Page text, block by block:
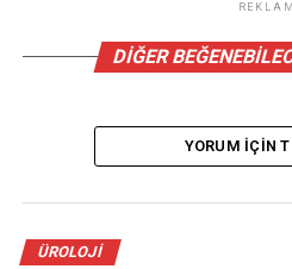
Böbrek taşı
Böbrek Tümörleri
REKLAM
DIĞER
YORUM İÇIN
ÜROLOJI